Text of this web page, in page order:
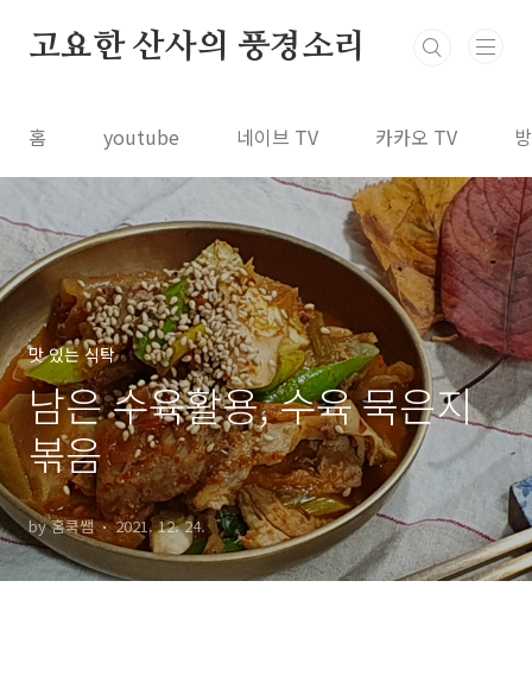
고요한 산사의 풍경소리
홈 youtube 네이브 TV 카카오 TV
맛 있는 식탁
남은 수육활용, 수육 묵은지
볶음
by 홈쿡쌤 2021. 12. 24.